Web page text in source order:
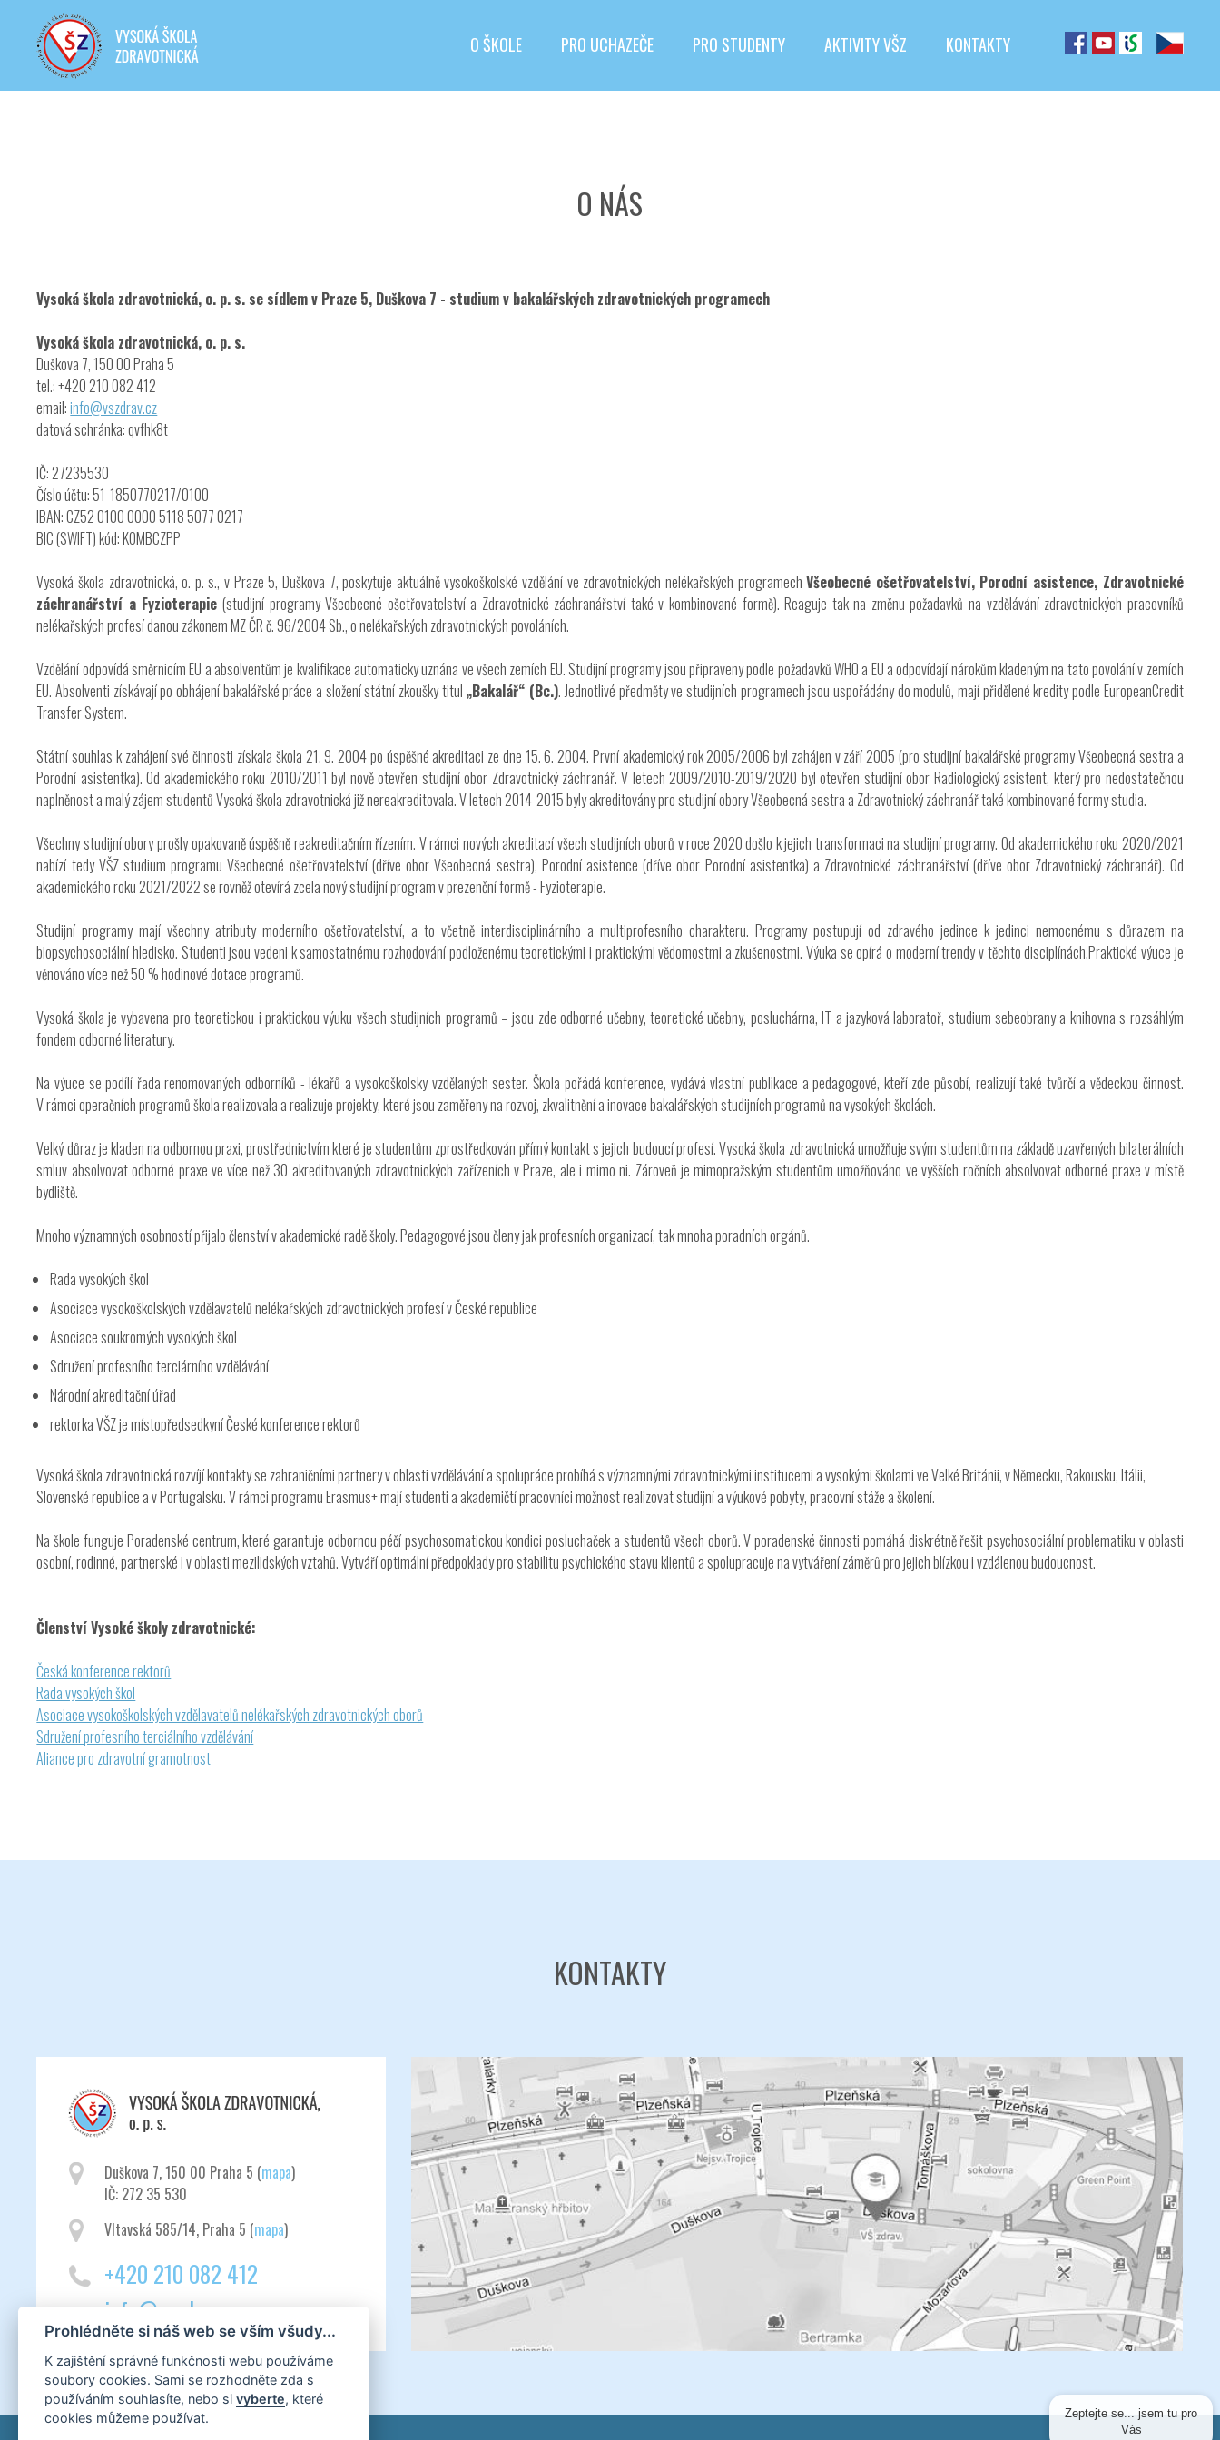
O ŠKOLE PRO UCHAZEČE PRO STUDENTY AKTIVITY VŠZ KONTAKTY
O NÁS
Vysoká škola zdravotnická, o. p. s. se sídlem v Praze 5, Duškova 7 - studium v bakalářských zdravotnických programech
Vysoká škola zdravotnická, o. p. s.
Duškova 7, 150 00 Praha 5
tel.: +420 210 082 412
email:info@vszdrav.cz
datová schránka: qvfhk8t
IČ: 27235530
Číslo účtu: 51-1850770217/0100
IBAN: CZ52 0100 0000 5118 5077 0217
BIC (SWIFT) kód: KOMBCZPP
Vysoká škola zdravotnická, o. p. s., v Praze 5, Duškova 7, poskytuje aktuálně vysokoškolské vzdělání ve zdravotnických nelékařských programechVšeobecné ošetřovatelství, Porodní asistence, Zdravotnické
záchranářství a Fyzioterapie (studijní programy Všeobecné ošetřovatelství a Zdravotnické záchranářství také v kombinované formě). Reaguje tak na změnu požadavků na vzdělávání zdravotnických pracovníků
nelékařských profesí danou zákonem MZ ČR č. 96/2004 Sb., o nelékařských zdravotnických povoláních.
Vzdělání odpovídá směrnicím EU a absolventům je kvalifikace automaticky uznána ve všech zemích EU. Studijní programy jsou připraveny podle požadavků WHO a EU a odpovídají nárokům kladeným na tato povolání v zemích
EU. Absolventi získávají po obhájení bakalářské práce a složení státní zkoušky titul „Bakalář“ (Bc.). Jednotlivé předměty ve studijních programech jsou uspořádány do modulů, mají přidělené kredity podle EuropeanCredit
Transfer System.
Státní souhlas k zahájení své činnosti získala škola 21. 9. 2004 po úspěšné akreditaci ze dne 15. 6. 2004. První akademický rok 2005/2006 byl zahájen v září 2005 (pro studijní bakalářské programy Všeobecná sestra a
Porodní asistentka). Od akademického roku 2010/2011 byl nově otevřen studijní obor Zdravotnický záchranář. V letech 2009/2010-2019/2020 byl otevřen studijní obor Radiologický asistent, který pro nedostatečnou
naplněnost a malý zájem studentů Vysoká škola zdravotnická již nereakreditovala. V letech 2014-2015 byly akreditovány pro studijní obory Všeobecná sestra a Zdravotnický záchranář také kombinované formy studia.
Všechny studijní obory prošly opakovaně úspěšně reakreditačním řízením. V rámci nových akreditací všech studijních oborů v roce 2020 došlo k jejich transformaci na studijní programy. Od akademického roku 2020/2021
nabízí tedy VŠZ studium programu Všeobecné ošetřovatelství (dříve obor Všeobecná sestra), Porodní asistence (dříve obor Porodní asistentka) a Zdravotnické záchranářství (dříve obor Zdravotnický záchranář). Od
akademického roku 2021/2022 se rovněž otevírá zcela nový studijní program v prezenční formě - Fyzioterapie.
Studijní programy mají všechny atributy moderního ošetřovatelství, a to včetně interdisciplinárního a multiprofesního charakteru. Programy postupují od zdravého jedince k jedinci nemocnému s důrazem na
biopsychosociální hledisko. Studenti jsou vedeni k samostatnému rozhodování podloženému teoretickými i praktickými vědomostmi a zkušenostmi. Výuka se opírá o moderní trendy v těchto disciplínách.Praktické výuce je
věnováno více než 50 % hodinové dotace programů.
Vysoká škola je vybavena pro teoretickou i praktickou výuku všech studijních programů – jsou zde odborné učebny, teoretické učebny, posluchárna, IT a jazyková laboratoř, studium sebeobrany a knihovna s rozsáhlým
fondem odborné literatury.
Na výuce se podílí řada renomovaných odborníků - lékařů a vysokoškolsky vzdělaných sester. Škola pořádá konference, vydává vlastní publikace a pedagogové, kteří zde působí, realizují také tvůrčí a vědeckou činnost.
V rámci operačních programů škola realizovala a realizuje projekty, které jsou zaměřeny na rozvoj, zkvalitnění a inovace bakalářských studijních programů na vysokých školách.
Velký důraz je kladen na odbornou praxi, prostřednictvím které je studentům zprostředkován přímý kontakt s jejich budoucí profesí. Vysoká škola zdravotnická umožňuje svým studentům na základě uzavřených bilaterálních
smluv absolvovat odborné praxe ve více než 30 akreditovaných zdravotnických zařízeních v Praze, ale i mimo ni. Zároveň je mimopražským studentům umožňováno ve vyšších ročních absolvovat odborné praxe v místě
bydliště.
Mnoho významných osobností přijalo členství v akademické radě školy. Pedagogové jsou členy jak profesních organizací, tak mnoha poradních orgánů.
Rada vysokých škol
Asociace vysokoškolských vzdělavatelů nelékařských zdravotnických profesí v České republice
Asociace soukromých vysokých škol
Sdružení profesního terciárního vzdělávání
Národní akreditační úřad
rektorka VŠZ je místopředsedkyní České konference rektorů
Vysoká škola zdravotnická rozvíjí kontakty se zahraničními partnery v oblasti vzdělávání a spolupráce probíhá s významnými zdravotnickými institucemi a vysokými školami ve Velké Británii, v Německu, Rakousku, Itálii,
Slovenské republice a v Portugalsku. V rámci programu Erasmus+ mají studenti a akademičtí pracovníci možnost realizovat studijní a výukové pobyty, pracovní stáže a školení.
Na škole funguje Poradenské centrum, které garantuje odbornou péčí psychosomatickou kondici posluchaček a studentů všech oborů. V poradenské činnosti pomáhá diskrétně řešit psychosociální problematiku v oblasti
osobní, rodinné, partnerské i v oblasti mezilidských vztahů. Vytváří optimální předpoklady pro stabilitu psychického stavu klientů a spolupracuje na vytváření záměrů pro jejich blízkou i vzdálenou budoucnost.
Členství Vysoké školy zdravotnické:
Česká konference rektorů
Rada vysokých škol
Asociace vysokoškolských vzdělavatelů nelékařských zdravotnických oborů
Sdružení profesního terciálního vzdělávání
Aliance pro zdravotní gramotnost
KONTAKTY
Duškova 7, 150 00 Praha 5 (mapa)
IČ: 272 35 530
Vltavská 585/14, Praha 5 (mapa)
+420 210 082 412
info@vszdrav.cz
Prohlédněte si náš web se vším všudy...
K zajištění správné funkčnosti webu používáme
soubory cookies. Sami se rozhodněte zda s
používáním souhlasíte, nebo si vyberte, které
cookies můžeme používat.
Zeptejte se... jsem tu pro
Vás
Iveta - Vysoká škola zdravotnická,